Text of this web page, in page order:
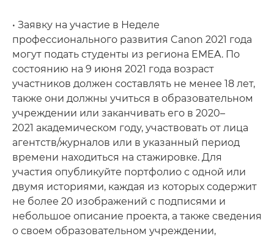
• Заявку на участие в Неделе
профессионального развития Canon 2021 года
могут подать студенты из региона EMEA. По
состоянию на 9 июня 2021 года возраст
участников должен составлять не менее 18 лет,
также они должны учиться в образовательном
учреждении или заканчивать его в 2020–
2021 академическом году, участвовать от лица
агентств/журналов или в указанный период
времени находиться на стажировке. Для
участия опубликуйте портфолио с одной или
двумя историями, каждая из которых содержит
не более 20 изображений с подписями и
небольшое описание проекта, а также сведения
о своем образовательном учреждении,